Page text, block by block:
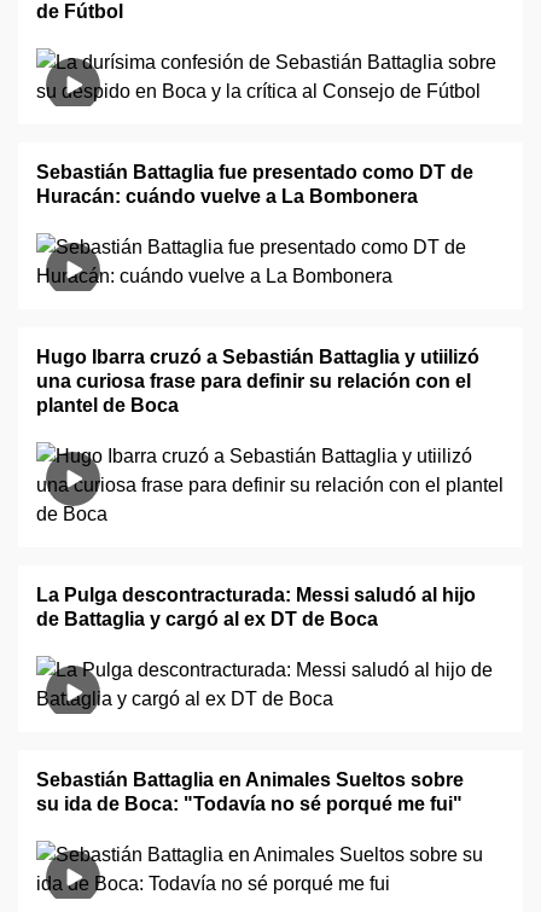
de Fútbol
Sebastián Battaglia fue presentado como DT de
Huracán: cuándo vuelve a La Bombonera
Hugo Ibarra cruzó a Sebastián Battaglia y utiilizó
una curiosa frase para definir su relación con el
plantel de Boca
La Pulga descontracturada: Messi saludó al hijo
de Battaglia y cargó al ex DT de Boca
Sebastián Battaglia en Animales Sueltos sobre
su ida de Boca: "Todavía no sé porqué me fui"